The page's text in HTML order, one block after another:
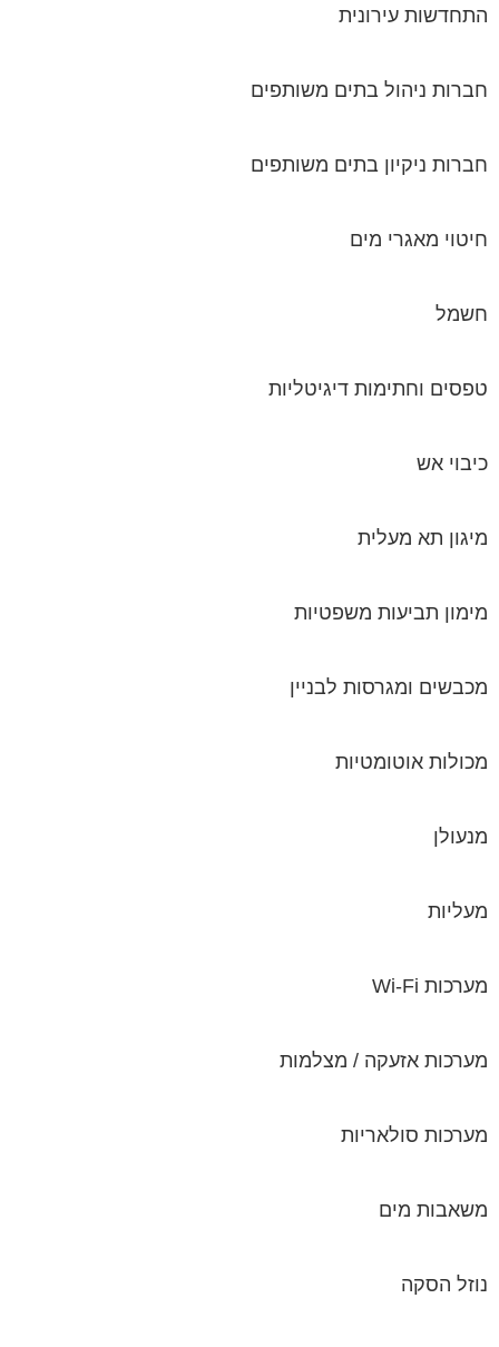
התחדשות עירונית
חברות ניהול בתים משותפים
חברות ניקיון בתים משותפים
חיטוי מאגרי מים
חשמל
טפסים וחתימות דיגיטליות
כיבוי אש
מיגון תא מעלית
מימון תביעות משפטיות
מכבשים ומגרסות לבניין
מכולות אוטומטיות
מנעולן
מעליות
מערכות Wi-Fi
מערכות אזעקה / מצלמות
מערכות סולאריות
משאבות מים
נוזל הסקה